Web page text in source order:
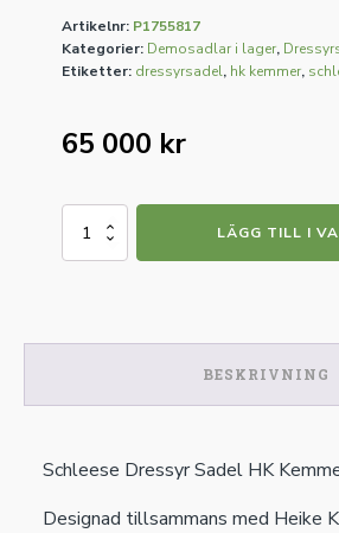
Artikelnr: P1755817
Kategorier: Demosadlar i lager,
Etiketter: dressyrsadel, hk kemmer,
65 000 kr
Schleese
Dressyrsadel
LÄGG TILL I
BESKRIVNING
Schleese Dressyr Sadel HK
Designad tillsammans med Heike